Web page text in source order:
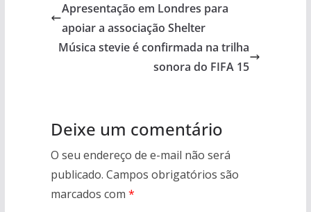
Apresentação em Londres para
apoiar a associação Shelter
Música stevie é confirmada na trilha
sonora do FIFA 15
Deixe um comentário
O seu endereço de e-mail não será
publicado. Campos obrigatórios são
marcados com *